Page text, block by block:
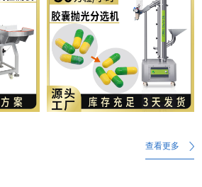
MORE
查看更多